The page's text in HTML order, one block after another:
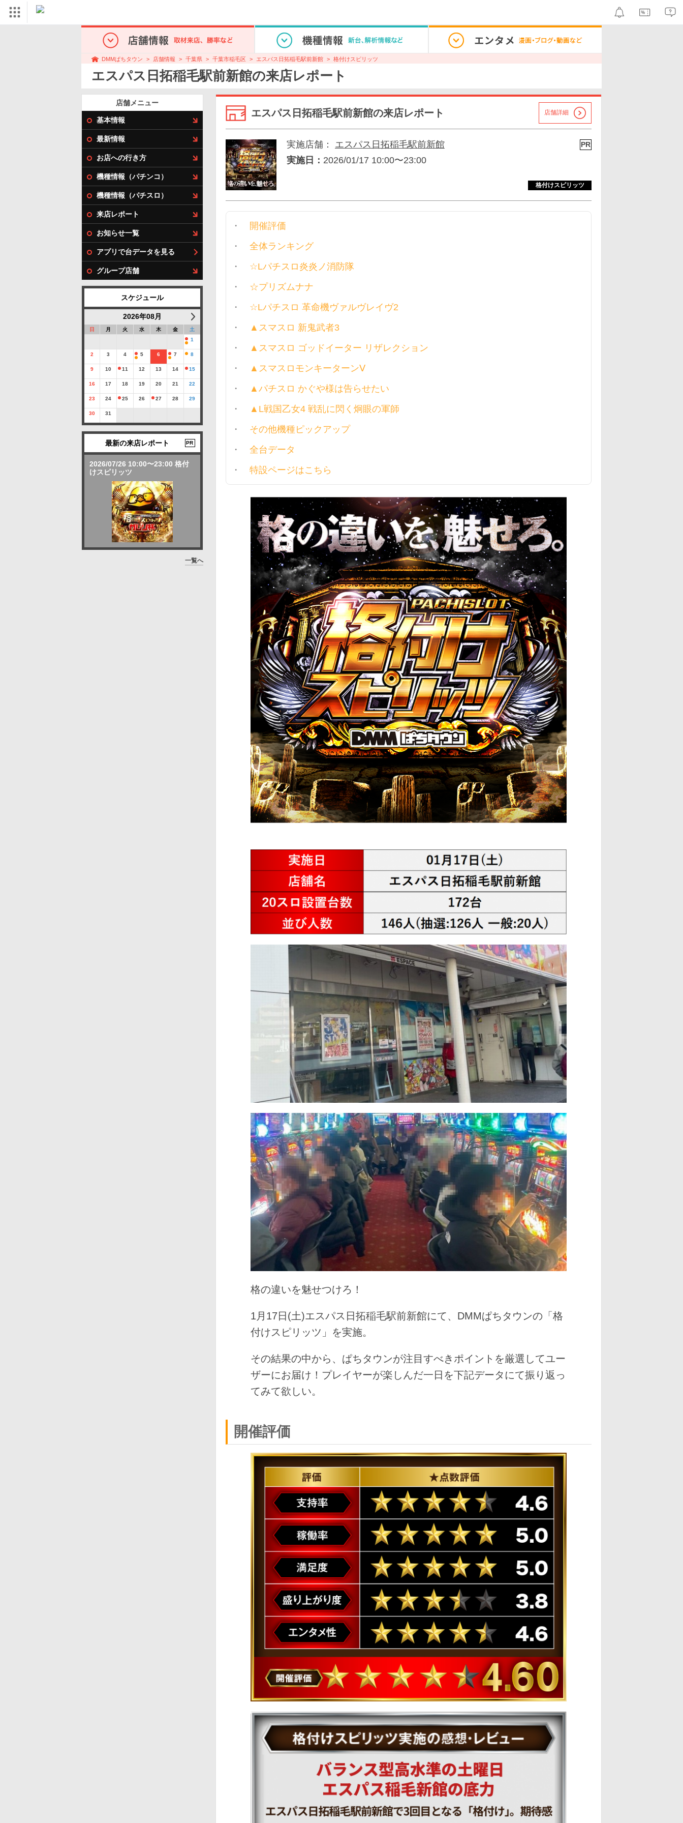
DMMぱちタウン 店舗情報 千葉県 千葉市稲毛区 エスパス日拓稲毛駅前新館 格付けスピリッツ
エスパス日拓稲毛駅前新館の来店レポート
店舗メニュー
基本情報
最新情報
お店への行き方
機種情報（パチンコ）
機種情報（パチスロ）
来店レポート
お知らせ一覧
アプリで台データを見る
グループ店舗
スケジュール
2026年08月
日 月 火 水 木 金
土
1
2 3 4 5 6 7 8
9 10 11 12 13 14 15
16 17 18 19 20 21 22
23 24 25 26 27 28 29
30 31
最新の来店レポート PR
2026/07/26 10:00〜23:00 格付
けスピリッツ
一覧へ
エスパス日拓稲毛駅前新館の来店レポート 店舗詳細
実施店舗： エスパス日拓稲毛駅前新館 PR
実施日： 2026/01/17 10:00〜23:00
格付けスピリッツ
開催評価
全体ランキング
☆Lパチスロ炎炎ノ消防隊
☆プリズムナナ
☆Lパチスロ 革命機ヴァルヴレイヴ2
▲スマスロ 新鬼武者3
▲スマスロ ゴッドイーター リザレクション
▲スマスロモンキーターンⅤ
▲パチスロ かぐや様は告らせたい
▲L戦国乙女4 戦乱に閃く炯眼の軍師
その他機種ピックアップ
全台データ
特設ページはこちら
格の違いを魅せつけろ！
1月17日(土)エスパス日拓稲毛駅前新館にて、DMMぱちタウンの「格
付けスピリッツ」を実施。
その結果の中から、ぱちタウンが注目すべきポイントを厳選してユー
ザーにお届け！プレイヤーが楽しんだ一日を下記データにて振り返っ
てみて欲しい。
開催評価